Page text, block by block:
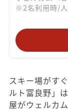
※2名利用時/人
スキー場がす
ルト富良野」
屋がウェルカ